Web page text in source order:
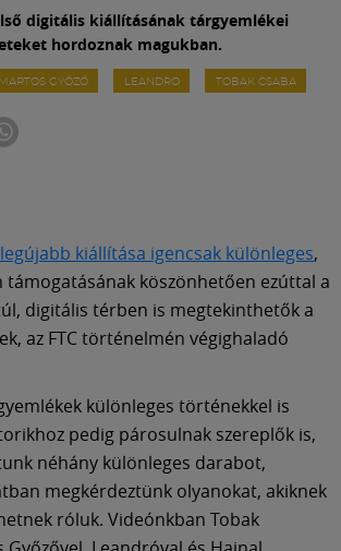
digitális kiállításának tárgyemlékei
hordoznak magukban.
MARTOS GYŐZŐ LEANDRO TOBAK CSABA
kiállítása igencsak különleges,
támogatásának köszönhetően ezúttal a
digitális térben is megtekinthetők a
az FTC történelmén végighaladó
különleges történekkel is
pedig párosulnak szereplők is,
néhány különleges darabot,
megkérdeztünk olyanokat, akiknek
róluk. Videónkban Tobak